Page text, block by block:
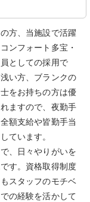
方、当施設で活躍
ンフォート多宝・
としての採用で
い方、ブランクの
をお持ちの方は優
ますので、夜勤手
額支給や皆勤手当
ています。
、日々やりがいを
す。資格取得制度
スタッフのモチベ
の経験を活かして